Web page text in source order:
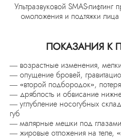
Ультразвуковой SMAS-
омоложения и подтяжки
ПОКАЗАНИЯ К
— возрастные изменения,
— опущение бровей,
— «второй подбородок», потеря
— дряблость и обвисание
— углубление носогубных
губ
— малярные мешки под глазами
— жировые отложения на теле,